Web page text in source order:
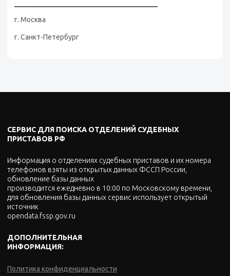
г. Москва
г. Санкт-Петербург
СЕРВИС ДЛЯ ПОИСКА ОТДЕЛЕНИЙ СУДЕБНЫХ
ПРИСТАВОВ РФ
Информация о отделениях судебных приставов и их номера
телефонов взяты из открытых данных ФССП России,
обновление базы данных
производится ежедневно в 10:00 по Московскому времени,
для обновления базы данных сервис использует открытый
источник
opendata.fssp.gov.ru
ДОПОЛНИТЕЛЬНАЯ
ИНФОРМАЦИЯ:
Политика конфиденциальности